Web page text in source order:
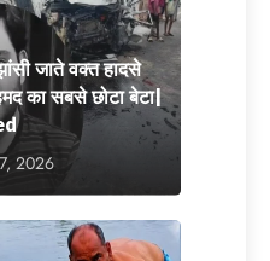
जाते वक्त हादसे
का सबसे छोटा बेटा|
2026